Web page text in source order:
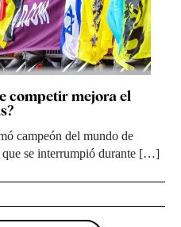
competir mejora el
campeón del mundo de
que se interrumpió durante […]